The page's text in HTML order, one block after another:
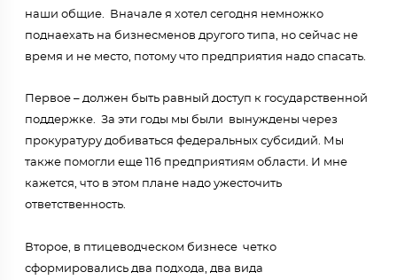
наши общие. Вначале я хотел сегодня немножко
поднаехать на бизнесменов другого типа, но сейчас не
время и не место, потому что предприятия надо спасать.
Первое – должен быть равный доступ к государственной
поддержке. За эти годы мы были вынуждены через
прокуратуру добиваться федеральных субсидий. Мы
также помогли еще 116 предприятиям области. И мне
кажется, что в этом плане надо ужесточить
ответственность.
Второе, в птицеводческом бизнесе четко
сформировались два подхода, два вида